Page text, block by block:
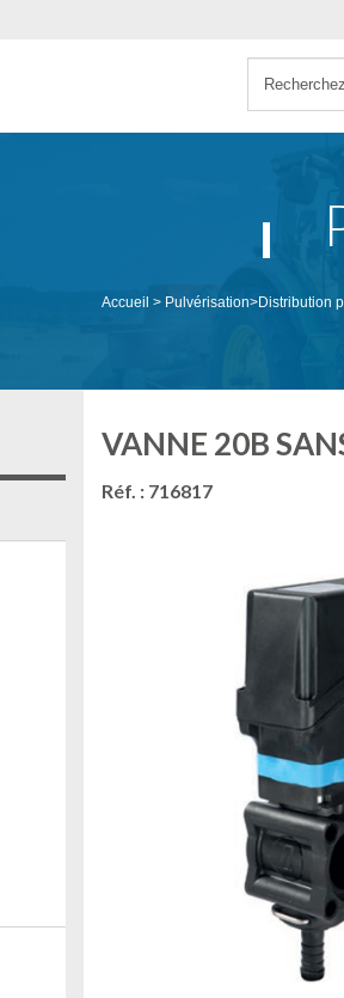
Accueil > Pulvérisation>Distribution
VANNE 20B
Réf. : 716817